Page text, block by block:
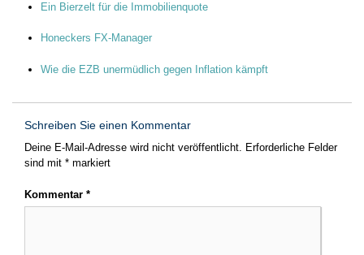
Ein Bierzelt für die Immobilienquote
Honeckers FX-Manager
Wie die EZB unermüdlich gegen Inflation kämpft
Schreiben Sie einen Kommentar
Deine E-Mail-Adresse wird nicht veröffentlicht. Erforderliche Felder
sind mit * markiert
Kommentar *